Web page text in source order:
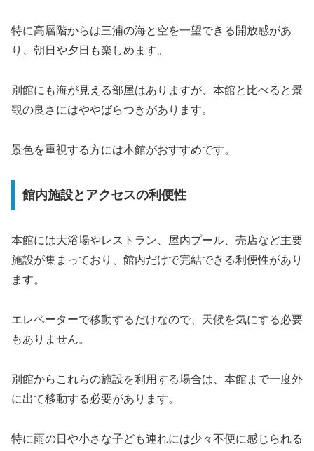
特に高層階からは三浦の海と空を一望できる開放感があ
り、朝日や夕日も楽しめます。
別館にも海が見える部屋はありますが、本館と比べると景
観の良さにはややばらつきがあります。
景色を重視する方には本館がおすすめです。
館内施設とアクセスの利便性
本館には大浴場やレストラン、屋内プール、売店など主要
施設が集まっており、館内だけで完結できる利便性があり
ます。
エレベーターで移動するだけなので、天候を気にする必要
もありません。
別館からこれらの施設を利用する場合は、本館まで一度外
に出て移動する必要があります。
特に雨の日や小さな子ども連れには少々不便に感じられる